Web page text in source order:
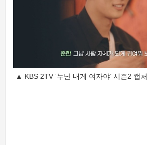
▲ KBS 2TV ‘누난 내게 여자야’ 시즌2 캡처